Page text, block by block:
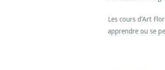
Les cours d’Art
apprendre ou se